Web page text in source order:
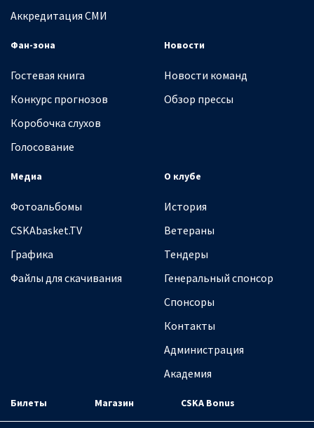
Аккредитация СМИ
Фан-зона
Гостевая книга
Конкурс прогнозов
Коробочка слухов
Голосование
Новости
Новости команд
Обзор прессы
Медиа
Фотоальбомы
CSKAbasket.TV
Графика
Файлы для скачивания
О клубе
История
Ветераны
Тендеры
Генеральный спонсор
Спонсоры
Контакты
Администрация
Академия
Билеты Магазин CSKA Bonus